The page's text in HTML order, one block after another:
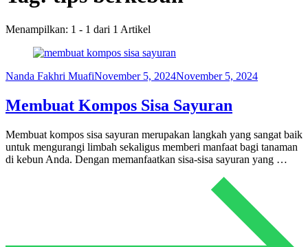
Menampilkan: 1 - 1 dari 1 Artikel
Nanda Fakhri MuafiNovember 5, 2024November 5, 2024
Membuat Kompos Sisa Sayuran
Membuat kompos sisa sayuran merupakan langkah yang sangat baik
untuk mengurangi limbah sekaligus memberi manfaat bagi tanaman
di kebun Anda. Dengan memanfaatkan sisa-sisa sayuran yang …